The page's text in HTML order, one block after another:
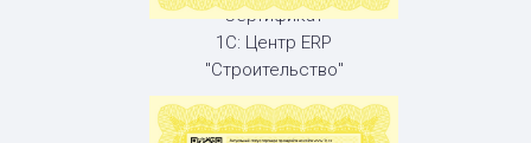
Сертификат
1С: Центр ERP
"Строительство"